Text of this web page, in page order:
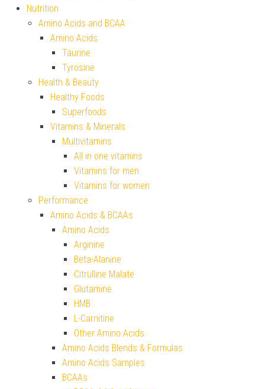
Nutrition
Amino Acids and BCAA
Amino Acids
Taurine
Tyrosine
Health & Beauty
Healthy Foods
Superfoods
Vitamins & Minerals
Multivitamins
All in one vitamins
Vitamins for men
Vitamins for women
Performance
Amino Acids & BCAAs
Amino Acids
Arginine
Beta-Alanine
Citrulline Malate
Glutamine
HMB
L-Carnitine
Other Amino Acids
Amino Acids Blends & Formulas
Amino Acids Samples
BCAAs